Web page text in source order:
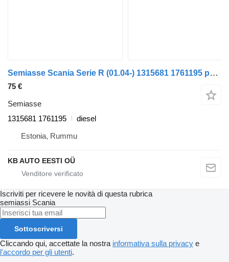
Semiasse Scania Serie R (01.04-) 1315681 1761195 per camion Scania P,G,R,T-series (2004-2017)
75 €
Semiasse
1315681 1761195
diesel
Estonia, Rummu
KB AUTO EESTI OÜ
Iscriviti per ricevere le novità di questa rubrica
semiassi Scania
Sottoscriversi
Cliccando qui, accettate la nostra informativa sulla privacy e
l'accordo per gli utenti.